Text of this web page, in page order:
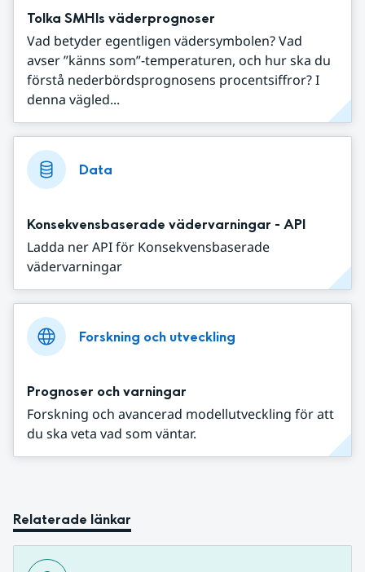
Tolka SMHIs väderprognoser
Vad betyder egentligen vädersymbolen? Vad
avser ”känns som”-temperaturen, och hur ska du
förstå nederbördsprognosens procentsiffror? I
denna vägled...
Data
Konsekvensbaserade vädervarningar - API
Ladda ner API för Konsekvensbaserade
vädervarningar
Forskning och utveckling
Prognoser och varningar
Forskning och avancerad modellutveckling för att
du ska veta vad som väntar.
Relaterade länkar